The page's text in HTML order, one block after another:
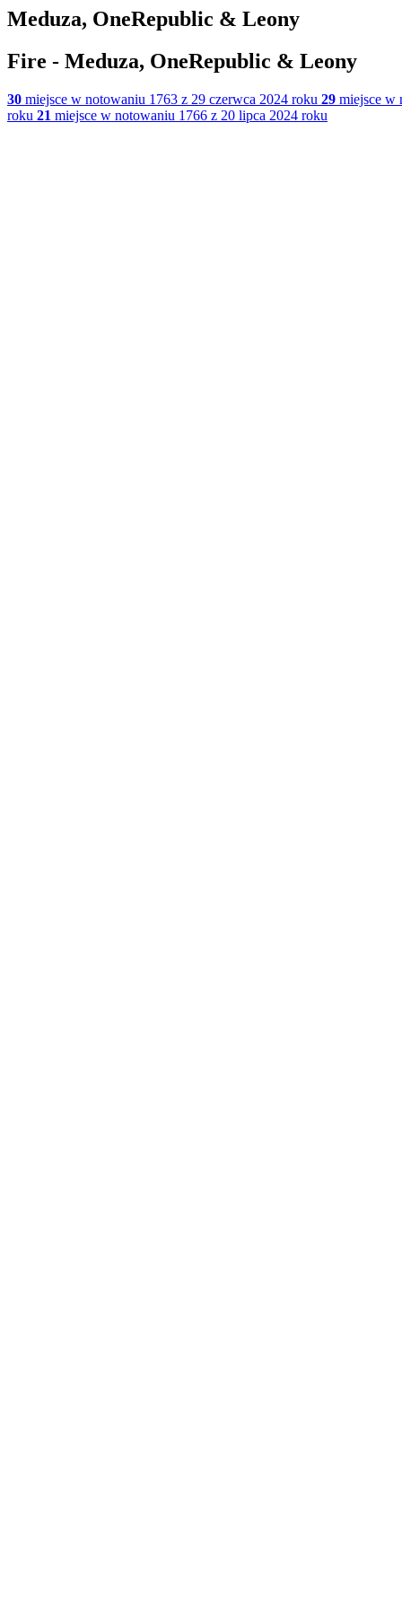
Meduza, OneRepublic & Leony
Fire - Meduza, OneRepublic & Leony
30 miejsce w notowaniu 1763 z 29 czerwca 2024 roku 29 miejsce w
roku 21 miejsce w notowaniu 1766 z 20 lipca 2024 roku